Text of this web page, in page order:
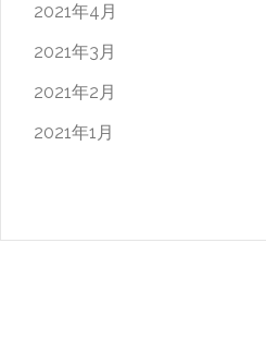
2021年4月
2021年3月
2021年2月
2021年1月